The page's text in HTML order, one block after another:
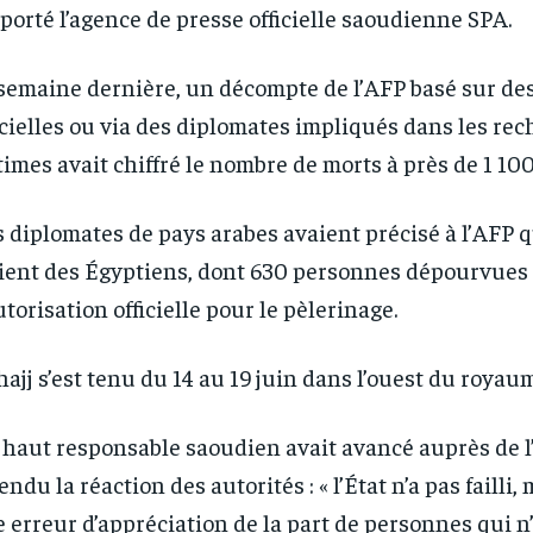
1-YEAR
Pay now and you get access to exclusive
By
every
opt
1-YEAR
Pay now and you get access to exclusive
By
every
opt
l’agence de presse officielle saoudienne SPA.
dernière, un décompte de l’AFP basé sur
ou via des diplomates impliqués dans les
avait chiffré le nombre de morts à près de 1
diplomates de pays arabes avaient précisé à l’AFP
des Égyptiens, dont 630 personnes dépourvues
officielle pour le pèlerinage.
s’est tenu du 14 au 19 juin dans l’ouest du
responsable saoudien avait avancé auprès de
la réaction des autorités : « l’État n’a pas failli,
erreur d’appréciation de la part de personnes qui